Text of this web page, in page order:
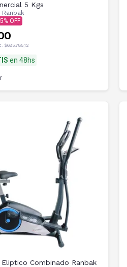
5 Kgs
Ranbak
$685.785,12
en 48hs
Combinado Ranbak